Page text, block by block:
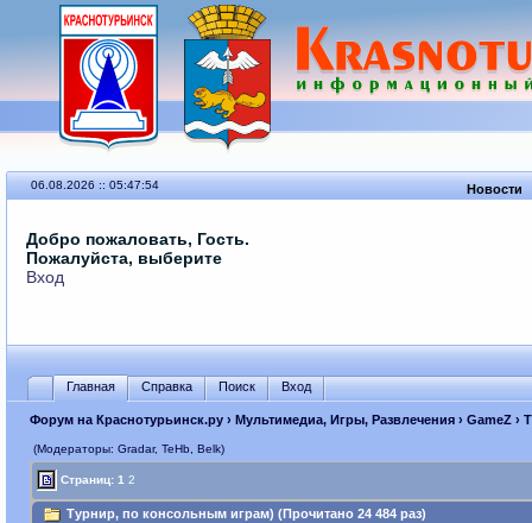
06.08.2026 :: 05:47:54 Новости
Добро пожаловать, Гость.
Пожалуйста, выберите
Вход
Главная Справка Поиск Вход
Форум на Краснотурьинск.ру› Мультимедиа, Игры, Развлечения› GameZ›
(Модераторы: Gradar, TeHb, Belk)
Страниц: 1 2
Турнир, по консольным играм) (Прочитано 24 484 раз)